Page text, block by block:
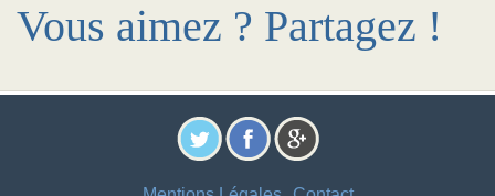
Vous aimez ? Partagez !